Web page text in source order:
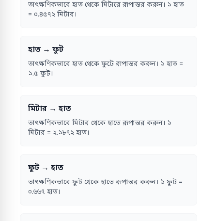
তাৎক্ষণিকভাবে হাত থেকে মিটারে রূপান্তর করুন। ১ হাত
= ০.৪৫৭২ মিটার।
হাত → ফুট
তাৎক্ষণিকভাবে হাত থেকে ফুটে রূপান্তর করুন। ১ হাত =
১.৫ ফুট।
মিটার → হাত
তাৎক্ষণিকভাবে মিটার থেকে হাতে রূপান্তর করুন। ১
মিটার = ২.১৮৭২ হাত।
ফুট → হাত
তাৎক্ষণিকভাবে ফুট থেকে হাতে রূপান্তর করুন। ১ ফুট =
০.৬৬৭ হাত।